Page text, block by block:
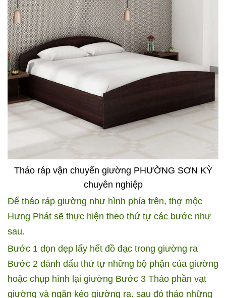
Tháo ráp vận chuyển giường PHƯỜNG SƠN KỲ
chuyên nghiệp
Để tháo ráp giường như hình phía trên, thợ mộc
Hưng Phát sẽ thực hiện theo thứ tự các bước như
sau.
Bước 1 dọn dẹp lấy hết đồ đạc trong giường ra
Bước 2 đánh dấu thứ tự những bộ phận của giường
hoặc chụp hình lại giường Bước 3 Tháo phần vạt
giường và ngăn kéo giường ra. sau đó tháo những